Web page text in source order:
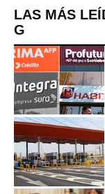
LAS MÁS
G